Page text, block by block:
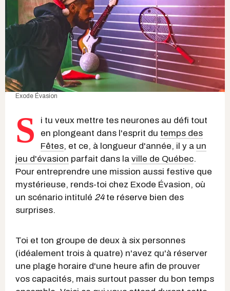
Exode Évasion
S
i tu veux mettre tes neurones au défi tout
en plongeant dans l'esprit du temps des
Fêtes, et ce, à longueur d'année, il y a un
jeu d'évasion parfait dans la ville de Québec.
Pour entreprendre une mission aussi festive que
mystérieuse, rends-toi chez Exode Évasion, où
un scénario intitulé 24te réserve bien des
surprises.
Toi et ton groupe de deux à six personnes
(idéalement trois à quatre) n'avez qu'à réserver
une plage horaire d'une heure afin de prouver
vos capacités, mais surtout passer du bon temps